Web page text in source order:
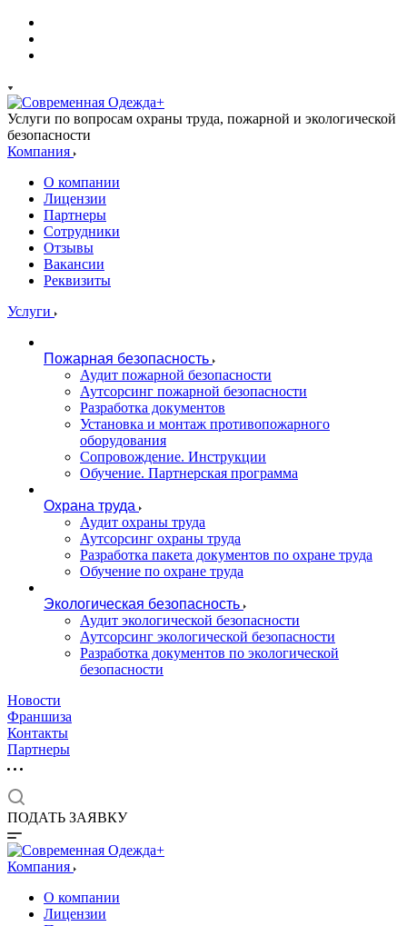
Услуги по вопросам охраны труда, пожарной и экологической
безопасности
Компания
О компании
Лицензии
Партнеры
Сотрудники
Отзывы
Вакансии
Реквизиты
Услуги
Пожарная безопасность
Аудит пожарной безопасности
Аутсорсинг пожарной безопасности
Разработка документов
Установка и монтаж противопожарного
оборудования
Сопровождение. Инструкции
Обучение. Партнерская программа
Охрана труда
Аудит охраны труда
Аутсорсинг охраны труда
Разработка пакета документов по охране труда
Обучение по охране труда
Экологическая безопасность
Аудит экологической безопасности
Аутсорсинг экологической безопасности
Разработка документов по экологической
безопасности
Новости
Франшиза
Контакты
Партнеры
ПОДАТЬ ЗАЯВКУ
Компания
О компании
Лицензии